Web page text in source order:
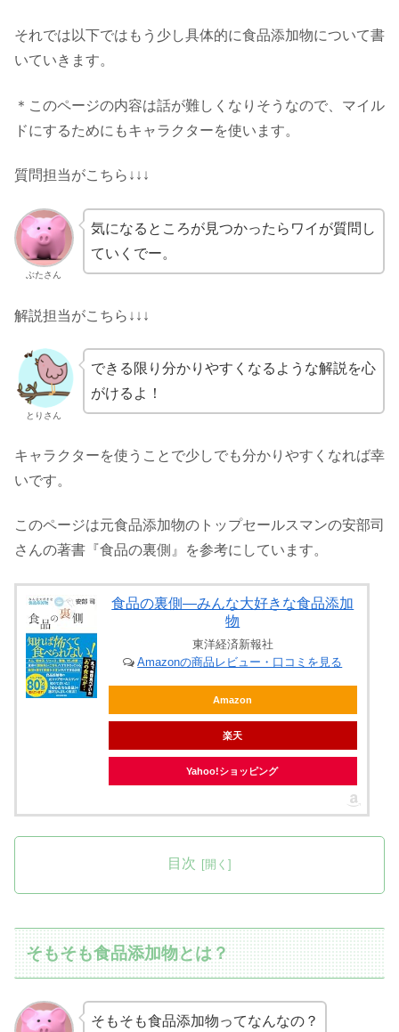
それでは以下ではもう少し具体的に食品添加物について書
いていきます。
＊このページの内容は話が難しくなりそうなので、マイル
ドにするためにもキャラクターを使います。
質問担当がこちら↓↓↓
ぶたさん
気になるところが見つかったらワイが質問し
ていくでー。
解説担当がこちら↓↓↓
とりさん
できる限り分かりやすくなるような解説を心
がけるよ！
キャラクターを使うことで少しでも分かりやすくなれば幸
いです。
このページは元食品添加物のトップセールスマンの安部司
さんの著書『食品の裏側』を参考にしています。
食品の裏側―みんな大好きな食品添加
物
東洋経済新報社
Amazonの商品レビュー・口コミを見る
Amazon
楽天
Yahoo!ショッピング
目次
そもそも食品添加物とは？
そもそも食品添加物ってなんなの？